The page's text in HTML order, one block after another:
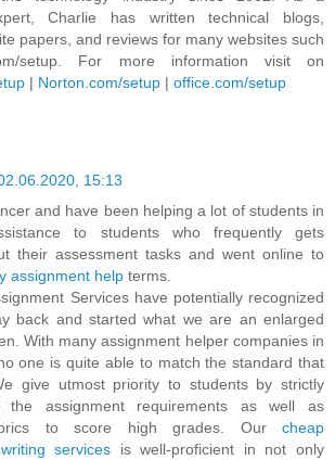
Charlie has written technical blogs,
papers, and reviews for many websites such
setup. For more information visit on
| Norton.com/setup | office.com/setup
15:13
and have been helping a lot of students in
to students who frequently gets
their assessment tasks and went online to
assignment help terms.
Services have potentially recognized
back and started what we are an enlarged
With many assignment helper companies in
one is quite able to match the standard that
give utmost priority to students by strictly
the assignment requirements as well as
to score high grades. Our cheap
services is well-proficient in not only